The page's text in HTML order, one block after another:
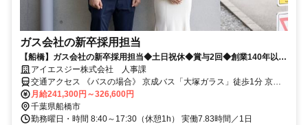
ガス会社の新卒採用担当
【船橋】ガス会社の新卒採用担当◆土日祝休◆賞与2回◆創業140年以上
の老舗企業
アイエスジー株式会社 人事課
交通アクセス 《バスの場合》 京成バス「大塚ガラス」徒歩1分 京成
バス千葉セントラル「エステ・シティ」徒歩5分 《車の場合》 武蔵野
線 船橋法典駅 車5分 東武野田線 馬込沢駅 車6分 東武野田線 塚田駅 車
8分
月給241,300円～326,600円
千葉県船橋市
勤務曜日・時間 8:40～17:30（休憩1h） 実働7.83時間／1日